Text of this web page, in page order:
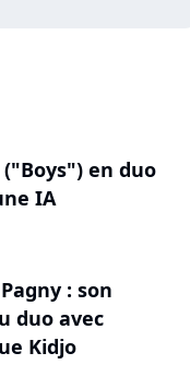
en duo
IA
: son
duo avec
Kidjo